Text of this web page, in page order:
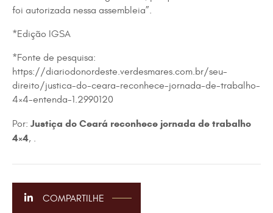
foi autorizada nessa assembleia”.
*Edição IGSA
*Fonte de pesquisa:
https://diariodonordeste.verdesmares.com.br/seu-
direito/justica-do-ceara-reconhece-jornada-de-trabalho-
4×4-entenda-1.2990120
Por: Justiça do Ceará reconhece jornada de trabalho
4×4, .
COMPARTILHE